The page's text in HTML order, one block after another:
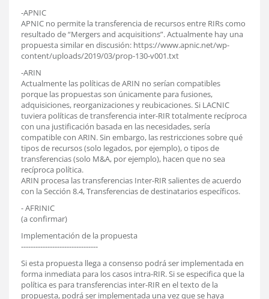
-APNIC
APNIC no permite la transferencia de recursos entre RIRs como
resultado de “Mergers and acquisitions”. Actualmente hay una
propuesta similar en discusión: https://www.apnic.net/wp-
content/uploads/2019/03/prop-130-v001.txt
-ARIN
Actualmente las políticas de ARIN no serían compatibles
porque las propuestas son únicamente para fusiones,
adquisiciones, reorganizaciones y reubicaciones. Si LACNIC
tuviera políticas de transferencia inter-RIR totalmente recíproca
con una justificación basada en las necesidades, sería
compatible con ARIN. Sin embargo, las restricciones sobre qué
tipos de recursos (solo legados, por ejemplo), o tipos de
transferencias (solo M&A, por ejemplo), hacen que no sea
recíproca política.
ARIN procesa las transferencias Inter-RIR salientes de acuerdo
con la Sección 8.4, Transferencias de destinatarios específicos.
- AFRINIC
(a confirmar)
Implementación de la propuesta
--------------------------------
Si esta propuesta llega a consenso podrá ser implementada en
forma inmediata para los casos intra-RIR. Si se especifica que la
política es para transferencias inter-RIR en el texto de la
propuesta, podrá ser implementada una vez que se haya